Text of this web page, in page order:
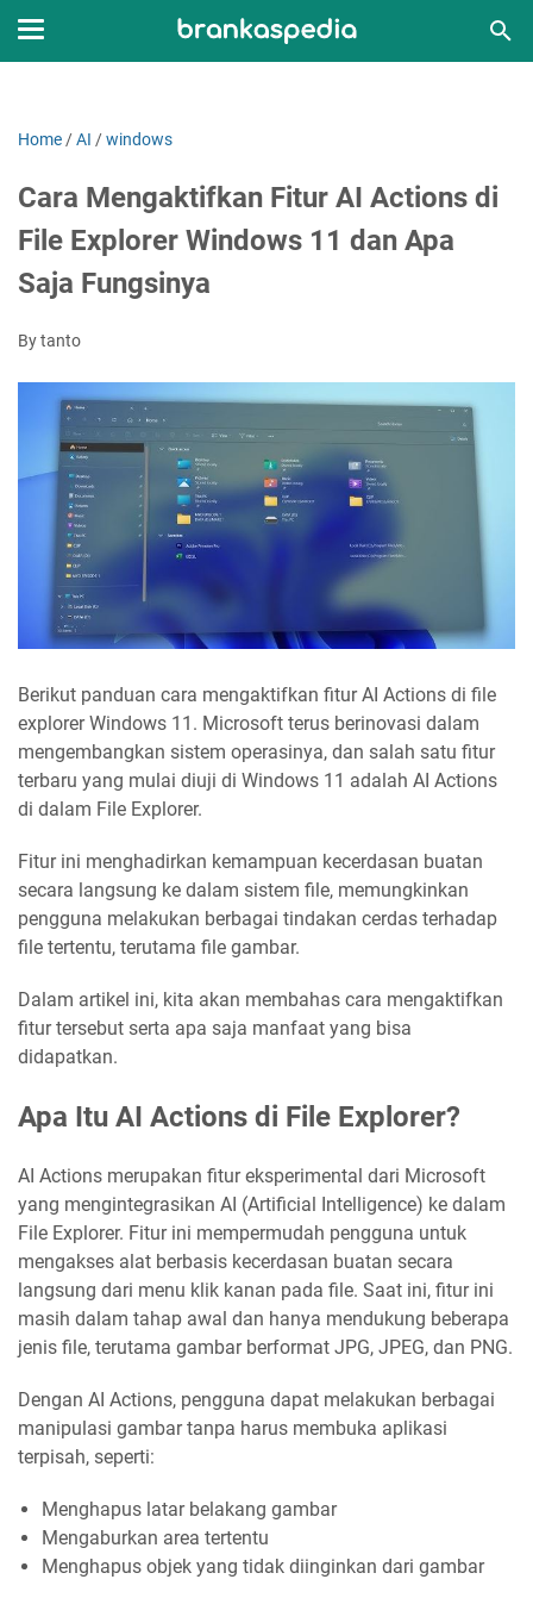
Home /AI /windows
Cara Mengaktifkan Fitur AI Actions di
File Explorer Windows 11 dan Apa
Saja Fungsinya
By tanto
Berikut panduan cara mengaktifkan fitur AI Actions di file
explorer Windows 11. Microsoft terus berinovasi dalam
mengembangkan sistem operasinya, dan salah satu fitur
terbaru yang mulai diuji di Windows 11 adalah AI Actions
di dalam File Explorer.
Fitur ini menghadirkan kemampuan kecerdasan buatan
secara langsung ke dalam sistem file, memungkinkan
pengguna melakukan berbagai tindakan cerdas terhadap
file tertentu, terutama file gambar.
Dalam artikel ini, kita akan membahas cara mengaktifkan
fitur tersebut serta apa saja manfaat yang bisa
didapatkan.
Apa Itu AI Actions di File Explorer?
AI Actions merupakan fitur eksperimental dari Microsoft
yang mengintegrasikan AI (Artificial Intelligence) ke dalam
File Explorer. Fitur ini mempermudah pengguna untuk
mengakses alat berbasis kecerdasan buatan secara
langsung dari menu klik kanan pada file. Saat ini, fitur ini
masih dalam tahap awal dan hanya mendukung beberapa
jenis file, terutama gambar berformat JPG, JPEG, dan PNG.
Dengan AI Actions, pengguna dapat melakukan berbagai
manipulasi gambar tanpa harus membuka aplikasi
terpisah, seperti:
Menghapus latar belakang gambar
Mengaburkan area tertentu
Menghapus objek yang tidak diinginkan dari gambar